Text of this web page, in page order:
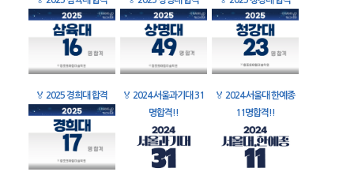
🏅 2025 경희대 합격 🏅 2024 서울과기대 31
명합격!!
🏅 2024 서울대 한예종
11명합격!!